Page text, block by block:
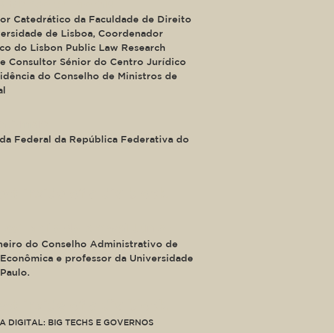
Catedrático da Faculdade de Direito
de Lisboa, Coordenador
do Lisbon Public Law Research
Consultor Sénior do Centro Jurídico
do Conselho de Ministros de
Federal da República Federativa do
do Conselho Administrativo de
e professor da Universidade
DIGITAL: BIG TECHS E GOVERNOS